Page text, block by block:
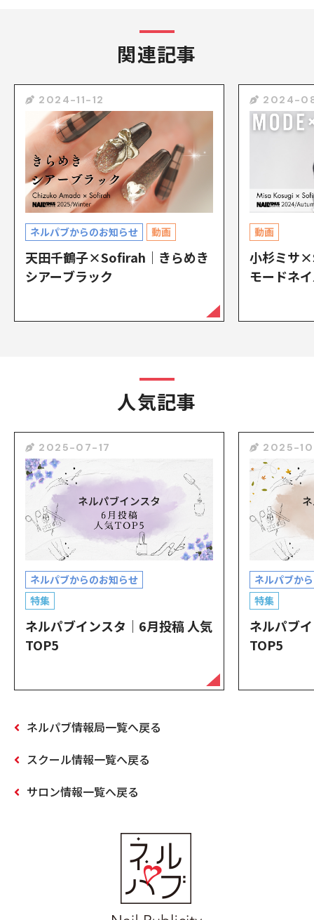
関連記事
2024-11-12
ネルパブからのお知らせ 動画
天田千鶴子×Sofirah｜きらめき
シアーブラック
2024-
動画
小杉ミサ
モードネ
人気記事
2025-07-17
ネルパブからのお知らせ
特集
ネルパブインスタ｜6月投稿 人気
TOP5
2025-
ネルパブか
特集
ネルパブ
TOP5
ネルパブ情報局一覧へ戻る
スクール情報一覧へ戻る
サロン情報一覧へ戻る